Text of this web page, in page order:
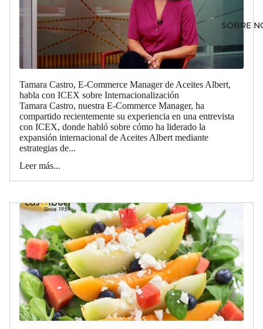
SOBRE
Tamara Castro, E-Commerce Manager de Aceites Albert,
habla con ICEX sobre Internacionalización
Tamara Castro, nuestra E-Commerce Manager, ha
compartido recientemente su experiencia en una entrevista
con ICEX, donde habló sobre cómo ha liderado la
expansión internacional de Aceites Albert mediante
estrategias de...
Leer más...